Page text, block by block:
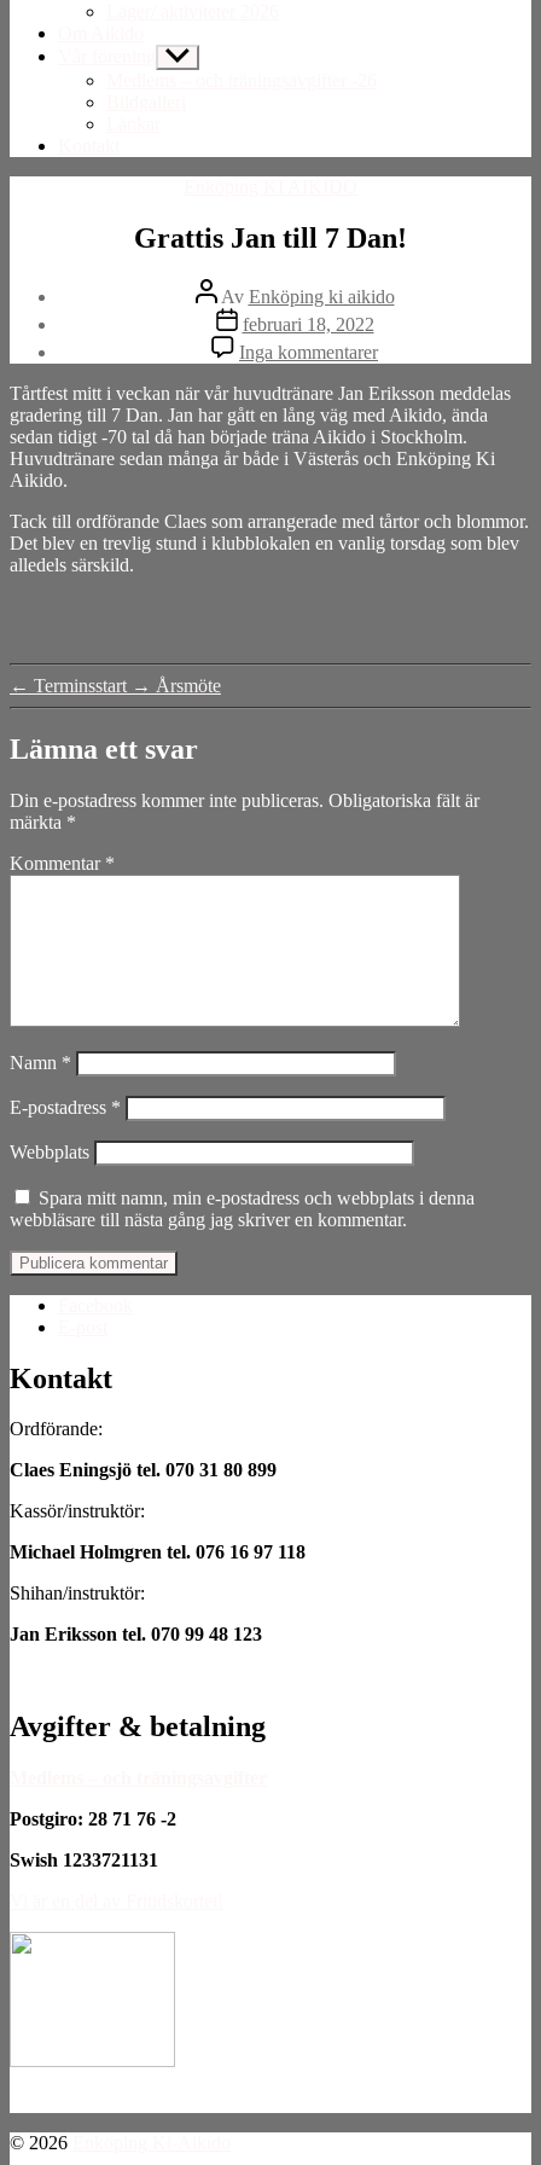
Visa
undermeny
Grattis Jan till 7 Dan!
Inläggsförfattare
Av Enköping ki aikido
Inläggsdatum
februari 18, 2022
Inga kommentarertill
Grattis
Jan
till
7
Dan!
Tårtfest mitt i veckan när vår huvudtränare Jan Eriksson meddelas
gradering till 7 Dan. Jan har gått en lång väg med Aikido, ända
sedan tidigt -70 tal då han började träna Aikido i Stockholm.
Huvudtränare sedan många år både i Västerås och Enköping Ki
Aikido.
Tack till ordförande Claes som arrangerade med tårtor och blommor.
Det blev en trevlig stund i klubblokalen en vanlig torsdag som blev
alledels särskild.
← Terminsstart → Årsmöte
Lämna ett svar
Din e-postadress kommer inte publiceras. Obligatoriska fält är
märkta *
Kommentar *
Namn *
E-postadress *
Webbplats
Spara mitt namn, min e-postadress och webbplats i denna
webbläsare till nästa gång jag skriver en kommentar.
Kontakt
Ordförande:
Claes Eningsjö tel. 070 31 80 899
Kassör/instruktör:
Michael Holmgren tel. 076 16 97 118
Shihan/instruktör:
Jan Eriksson tel. 070 99 48 123
Avgifter & betalning
Postgiro: 28 71 76 -2
Swish 1233721131
© 2026